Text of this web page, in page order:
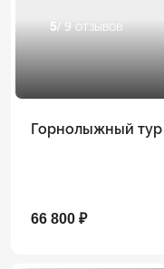
5/ 9 отзывов
Горнолыжный
66 800 ₽